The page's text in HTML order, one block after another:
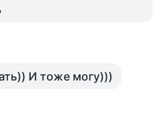
И тоже могу)))